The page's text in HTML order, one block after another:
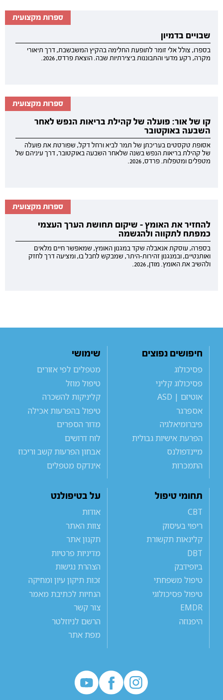
ספרות מקצועית
שבויים בדמיון
בספרו, צולל אלי זומר לתופעת החלימה בהקיץ המשבשבת, דרך תיאורי
מקרה, רקע מדעי והתבוננות ביצירתיות שבה. הוצאת פרדס, 2026.
ספרות מקצועית
קו של אור: פועלה של קהילת בריאות הנפש לאחר
השבעה באוקטובר
אסופת טקסטים בעריכתן של תמר לביא ורחל דקל, שפורטת את פועלה
של קהילת בריאות הנפש בשנה שלאחר השבעה באוקטובר, דרך עיניהם של
מטפלים ומטפלות. פרדס, 2026.
ספרות מקצועית
להחזיר את האומץ - שיקום תחושת הערך העצמי
כמפתח לתקווה ולהגשמה
בספרה, עוסקת אנאבלה שקד במגנון האומץ, שמאפשר חיים מלאים
ואותנטיים, ובמנגנון זהירות-היתר, שמבקש לחבל בו, ומציעה דרך לחזק
ולהשיב את האומץ. מודן, 2026.
חיפושים נפוצים
פסיכולוג
פסיכולוג קליני
אוטיזם | ASD
אספרגר
פיברומיאלגיה
הפרעת אישיות גבולית
מיינדפולנס
התמכרות
שימושי
מטפלים לפי אזורים
טיפול מוזל
קליניקות להשכרה
טיפול בהפרעות אכילה
מדור הספרים
לוח דרושים
אבחון הפרעות קשב וריכוז
אינדקס מטפלים
תחומי טיפול
CBT
ריפוי בעיסוק
קלינאות תקשורת
DBT
ביופידבק
טיפול משפחתי
טיפול פסיכולוגי
EMDR
היפנוזה
על בטיפולנט
אודות
צוות האתר
תקנון אתר
מדיניות פרטיות
הצהרת נגישות
זכות תיקון עיון ומחיקה
הנחיות לכתיבת מאמר
צור קשר
הרשם לניוזלטר
מפת אתר